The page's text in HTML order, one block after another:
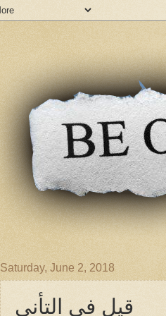
Saturday, June 2, 2018
قيل في التأني